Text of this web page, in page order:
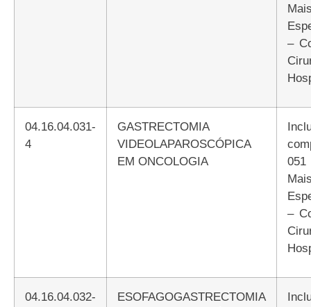
–
04.16.04.031-
4
GASTRECTOMIA
VIDEOLAPAROSCÓPICA
EM ONCOLOGIA
Incluir Atributo
051
–
04.16.04.032-
ESOFAGOGASTRECTOMIA
Incluir Atributo